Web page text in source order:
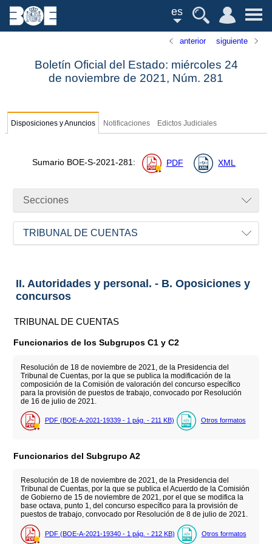
es
anterior siguiente
Boletín Oficial del Estado: miércoles 24
de noviembre de 2021, Núm. 281
Disposiciones y Anuncios Notificaciones Edictos Judiciales
Sumario BOE-S-2021-281: PDF XML
Secciones
TRIBUNAL DE CUENTAS
II. Autoridades y personal. - B. Oposiciones y
concursos
TRIBUNAL DE CUENTAS
Funcionarios de los Subgrupos C1 y C2
Resolución de 18 de noviembre de 2021, de la Presidencia del
Tribunal de Cuentas, por la que se publica la modificación de la
composición de la Comisión de valoración del concurso específico
para la provisión de puestos de trabajo, convocado por Resolución
de 16 de julio de 2021.
PDF (BOE-A-2021-19339 - 1 pág. - 211 KB) Otros formatos
Funcionarios del Subgrupo A2
Resolución de 18 de noviembre de 2021, de la Presidencia del
Tribunal de Cuentas, por la que se publica el Acuerdo de la Comisión
de Gobierno de 15 de noviembre de 2021, por el que se modifica la
base octava, punto 1, del concurso específico para la provisión de
puestos de trabajo, convocado por Resolución de 8 de julio de 2021.
PDF (BOE-A-2021-19340 - 1 pág. - 212 KB) Otros formatos